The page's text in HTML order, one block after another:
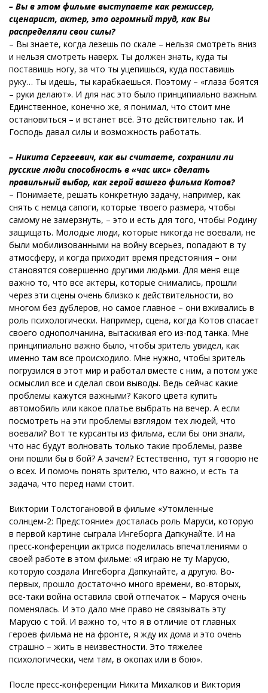
– Вы в этом фильме выступаете как режиссер,
сценарист, актер, это огромный труд, как Вы
распределяли свои силы?
– Вы знаете, когда лезешь по скале – нельзя смотреть вниз
и нельзя смотреть наверх. Ты должен знать, куда ты
поставишь ногу, за что ты уцепишься, куда поставишь
руку… Ты идешь, ты карабкаешься. Поэтому – «глаза боятся
– руки делают». И для нас это было принципиально важным.
Единственное, конечно же, я понимал, что стоит мне
остановиться – и встанет всё. Это действительно так. И
Господь давал силы и возможность работать.
– Никита Сергеевич, как вы считаете, сохранили ли
русские люди способность в «час икс» сделать
правильный выбор, как герой вашего фильма Котов?
– Понимаете, решать конкретную задачу, например, как
снять с немца сапоги, которые твоего размера, чтобы
самому не замерзнуть, – это и есть для того, чтобы Родину
защищать. Молодые люди, которые никогда не воевали, не
были мобилизованными на войну всерьез, попадают в ту
атмосферу, и когда приходит время предстояния – они
становятся совершенно другими людьми. Для меня еще
важно то, что все актеры, которые снимались, прошли
через эти сцены очень близко к действительности, во
многом без дублеров, но самое главное – они вживались в
роль психологически. Например, сцена, когда Котов спасает
своего однополчанина, вытаскивая его из-под танка. Мне
принципиально важно было, чтобы зритель увидел, как
именно там все происходило. Мне нужно, чтобы зритель
погрузился в этот мир и работал вместе с ним, а потом уже
осмыслил все и сделал свои выводы. Ведь сейчас какие
проблемы кажутся важными? Какого цвета купить
автомобиль или какое платье выбрать на вечер. А если
посмотреть на эти проблемы взглядом тех людей, что
воевали? Вот те курсанты из фильма, если бы они знали,
что нас будут волновать только такие проблемы, разве
они пошли бы в бой? А зачем? Естественно, тут я говорю не
о всех. И помочь понять зрителю, что важно, и есть та
задача, что перед нами стоит.
Виктории Толстогановой в фильме «Утомленные
солнцем-2: Предстояние» досталась роль Маруси, которую
в первой картине сыграла Ингеборга Дапкунайте. И на
пресс-конференции актриса поделилась впечатлениями о
своей работе в этом фильме: «Я играю не ту Марусю,
которую создала Ингеборга Дапкунайте, а другую. Во-
первых, прошло достаточно много времени, во-вторых,
все-таки война оставила свой отпечаток – Маруся очень
поменялась. И это дало мне право не связывать эту
Марусю с той. И важно то, что я в отличие от главных
героев фильма не на фронте, я жду их дома и это очень
страшно – жить в неизвестности. Это тяжелее
психологически, чем там, в окопах или в бою».
После пресс-конференции Никита Михалков и Виктория